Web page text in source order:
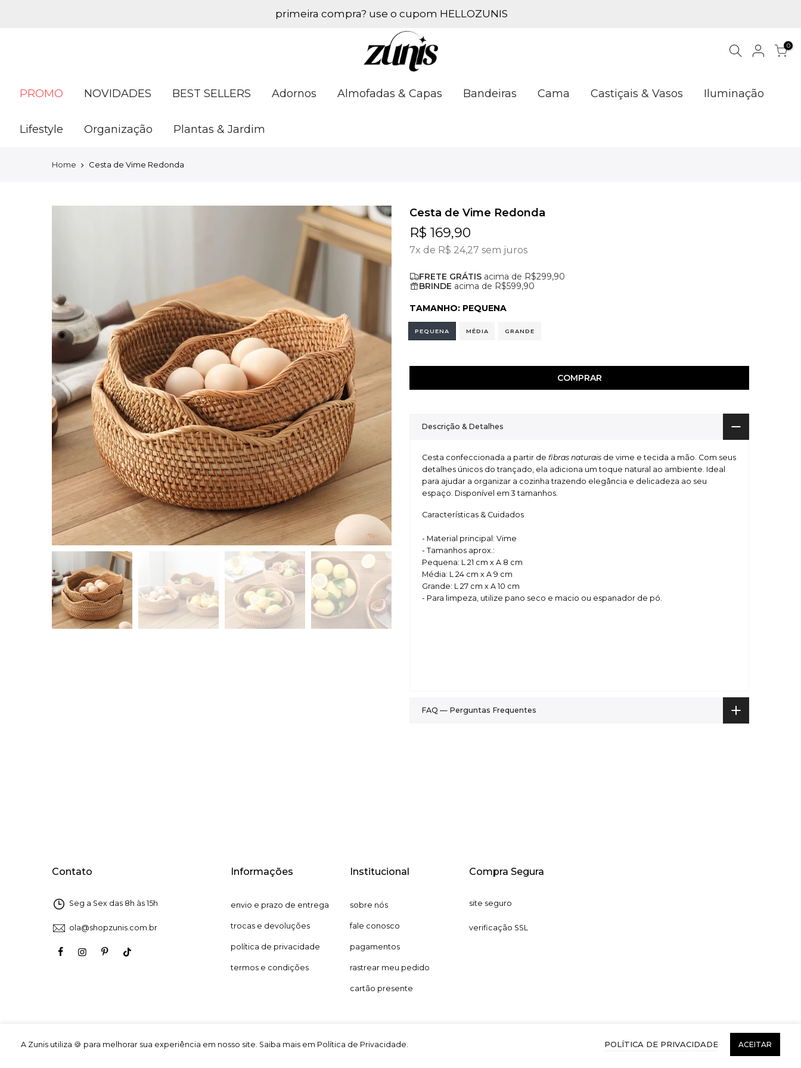
primeira compra? use o cupom HELLOZUNIS
0
PROMO NOVIDADES BEST SELLERS Adornos Almofadas & Capas Bandeiras Cama Castiçais & Vasos Iluminação
Lifestyle Organização Plantas & Jardim
Home Cesta de Vime Redonda
Cesta de Vime Redonda
R$ 169,90
7x de R$ 24,27 sem juros
FRETE GRÁTIS acima de R$299,90
BRINDE acima de R$599,90
TAMANHO: PEQUENA
PEQUENA MÉDIA GRANDE
COMPRAR
Descrição & Detalhes
Cesta confeccionada a partir de fibras naturais de vime e tecida a mão. Com seus
detalhes únicos do trançado, ela adiciona um toque natural ao ambiente. Ideal
para ajudar a organizar a cozinha trazendo elegância e delicadeza ao seu
espaço. Disponível em 3 tamanhos.
Características & Cuidados
- Material principal: Vime
- Tamanhos aprox.:
Pequena: L 21 cm x A 8 cm
Média: L 24 cm x A 9 cm
Grande: L 27 cm x A 10 cm
- Para limpeza, utilize pano seco e macio ou espanador de pó.
FAQ — Perguntas Frequentes
Contato
Seg a Sex das 8h às 15h
ola@shopzunis.com.br
Informações
envio e prazo de entrega
trocas e devoluções
política de privacidade
termos e condições
Institucional
sobre nós
fale conosco
pagamentos
rastrear meu pedido
cartão presente
Compra Segura
site seguro
verificação SSL
A Zunis utiliza 🍪 para melhorar sua experiência em nosso site. Saiba mais em Política de Privacidade. POLÍTICA DE PRIVACIDADE ACEITAR